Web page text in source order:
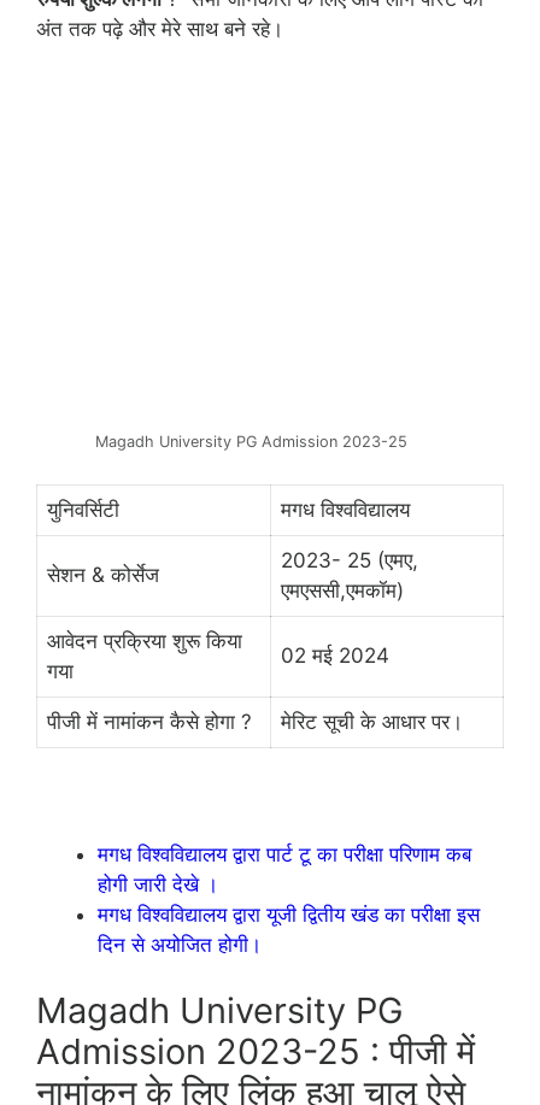
अंत तक पढ़े और मेरे साथ बने रहे।
Magadh University PG Admission 2023-25
युनिवर्सिटी मगध विश्वविद्यालय
सेशन & कोर्सेज
2023- 25 (एमए,
एमएससी,एमकॉम)
आवेदन प्रक्रिया शुरू किया
गया
02 मई 2024
पीजी में नामांकन कैसे होगा ? मेरिट सूची के आधार पर।
मगध विश्वविद्यालय द्वारा पार्ट टू का परीक्षा परिणाम कब
होगी जारी देखे ।
मगध विश्वविद्यालय द्वारा यूजी द्वितीय खंड का परीक्षा इस
दिन से अयोजित होगी।
Magadh University PG
Admission 2023-25 : पीजी में
नामांकन के लिए लिंक हुआ चालू ऐसे